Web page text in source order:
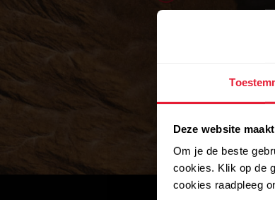
Deze website
Om je de beste
cookies. Klik op de
cookies raadpleeg